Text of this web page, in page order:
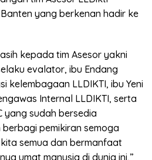
yang berkenan hadir ke
kepada tim Asesor yakni
evalator, ibu Endang
kelembagaan LLDIKTI, ibu Yeni
Internal LLDIKTI, serta
yang sudah bersedia
pemikiran semoga
semua dan bermanfaat
umat manusia di dunia ini,”